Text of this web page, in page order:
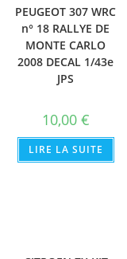
PEUGEOT 307 WRC
n° 18 RALLYE DE
MONTE CARLO
2008 DECAL 1/43e
JPS
10,00 €
LIRE LA SUITE